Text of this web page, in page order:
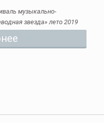
музыкально-
звезда» лето 2019